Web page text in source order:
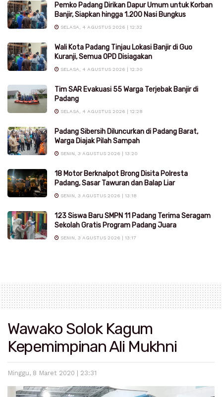
Pemko Padang Dirikan Dapur Umum untuk Korban
Banjir, Siapkan hingga 1.200 Nasi Bungkus
SELASA, 4 AGUSTUS 2026 | 12:32
Wali Kota Padang Tinjau Lokasi Banjir di Guo
Kuranji, Semua OPD Disiagakan
SELASA, 4 AGUSTUS 2026 | 12:30
Tim SAR Evakuasi 55 Warga Terjebak Banjir di
Padang
SELASA, 4 AGUSTUS 2026 | 12:28
Padang Sibersih Diluncurkan di Padang Barat,
Warga Diajak Pilah Sampah
SENIN, 3 AGUSTUS 2026 | 13:20
18 Motor Berknalpot Brong Disita Polresta
Padang, Sasar Tawuran dan Balap Liar
SENIN, 3 AGUSTUS 2026 | 13:18
123 Siswa Baru SMPN 11 Padang Terima Seragam
Sekolah Gratis Program Padang Juara
SENIN, 3 AGUSTUS 2026 | 13:17
Wawako Solok Kagum
Kepemimpinan Ali Mukhni
Minggu, 8 Maret 2020 | 23:31